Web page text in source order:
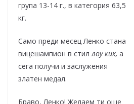
група 13-14 г., в категория 63,5
кг.
Само преди месец Ленко стана
вицешампион в стиллоу кик, а
сега получи и заслужения
златен медал.
Браво, Ленко! Желаем ти още